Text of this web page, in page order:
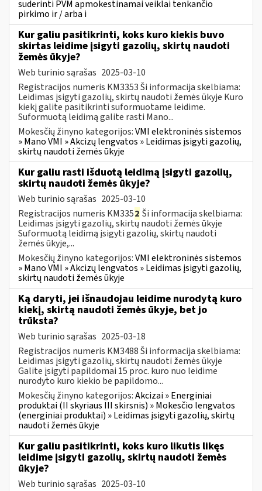
suderinti PVM apmokestinamai veiklai tenkančio
pirkimo ir / arba i
Kur galiu pasitikrinti, koks kuro kiekis buvo
skirtas leidime įsigyti gazolių, skirtų naudoti
žemės ūkyje?
Web turinio sąrašas 2025-03-10
Registracijos numeris KM3353 Ši informacija skelbiama:
Leidimas įsigyti gazolių, skirtų naudoti žemės ūkyje Kuro
kiekį galite pasitikrinti suformuotame leidime.
Suformuotą leidimą galite rasti Mano...
Mokesčių žinyno kategorijos:VMI elektroninės sistemos
» Mano VMI » Akcizų lengvatos » Leidimas įsigyti gazolių,
skirtų naudoti žemės ūkyje
Kur galiu rasti išduotą leidimą įsigyti gazolių,
skirtų naudoti žemės ūkyje?
Web turinio sąrašas 2025-03-10
Registracijos numeris KM3352 Ši informacija skelbiama:
Leidimas įsigyti gazolių, skirtų naudoti žemės ūkyje
Suformuotą leidimą įsigyti gazolių, skirtų naudoti
žemės ūkyje,...
Mokesčių žinyno kategorijos:VMI elektroninės sistemos
» Mano VMI » Akcizų lengvatos » Leidimas įsigyti gazolių,
skirtų naudoti žemės ūkyje
Ką daryti, jei išnaudojau leidime nurodytą kuro
kiekį, skirtą naudoti žemės ūkyje, bet jo
trūksta?
Web turinio sąrašas 2025-03-18
Registracijos numeris KM3488 Ši informacija skelbiama:
Leidimas įsigyti gazolių, skirtų naudoti žemės ūkyje
Galite įsigyti papildomai 15 proc. kuro nuo leidime
nurodyto kuro kiekio be papildomo...
Mokesčių žinyno kategorijos:Akcizai » Energiniai
produktai (II skyriaus III skirsnis) » Mokesčio lengvatos
(energiniai produktai) » Leidimas įsigyti gazolių, skirtų
naudoti žemės ūkyje
Kur galiu pasitikrinti, koks kuro likutis likęs
leidime įsigyti gazolių, skirtų naudoti žemės
ūkyje?
Web turinio sąrašas 2025-03-10